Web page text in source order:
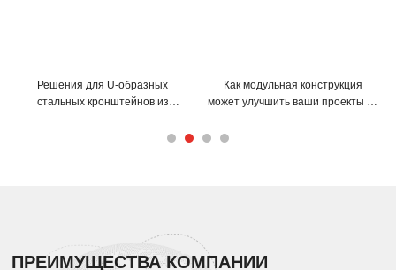
Решения для U-образных
стальных кронштейнов из
Как модульная конструкция
может улучшить ваши проекты со
ПРЕИМУЩЕСТВА КОМПАНИИ